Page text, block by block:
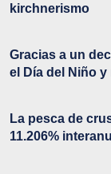
kirchnerismo
Gracias a un
el Día del Niño
La pesca de
11.206%